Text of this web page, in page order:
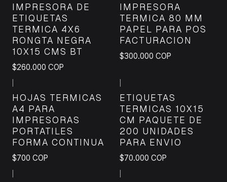
IMPRESORA DE
ETIQUETAS
TERMICA 4X6
RONGTA NEGRA
10X15 CMS BT
$260.000 COP
IMPRESORA
TERMICA 80 MM
PAPEL PARA POS
FACTURACION
$300.000 COP
HOJAS TERMICAS
A4 PARA
IMPRESORAS
PORTATILES
FORMA CONTINUA
$700 COP
ETIQUETAS
TERMICAS 10X15
CM PAQUETE DE
200 UNIDADES
PARA ENVIO
$70.000 COP